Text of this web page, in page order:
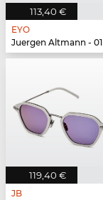
113,40 €
EYO
Juergen Altmann - 01
119,40 €
JB